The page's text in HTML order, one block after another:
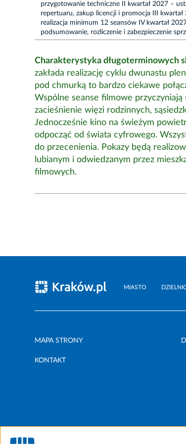
przygotowanie techniczne II kwartał 2027 –
repertuaru, zakup licencji i promocja III kwartał
realizacja minimum 12 seansów IV kwartał
podsumowanie, rozliczenie i zabezpieczenie
Charakterystyka długoterminowych
zakłada realizację cyklu dwunastu
pod chmurką to bardzo ciekawe
Wspólne seanse filmowe przyczyniają
zacieśnienie więzi rodzinnych,
Jednocześnie kino na świeżym
odpocząć od świata cyfrowego.
do przecenienia. Pokazy będą
lubianym i odwiedzanym przez
filmowych.
MIASTO
MAPA STRONY
KONTAKT